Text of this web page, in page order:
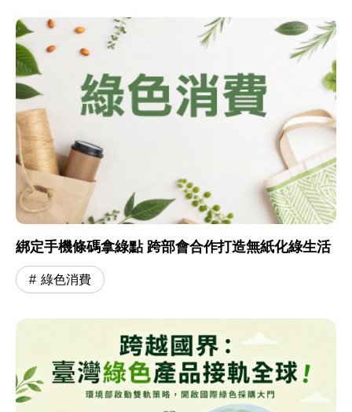
綁定手機條碼拿綠點 跨部會合作打造無紙化綠生活
綠色消費